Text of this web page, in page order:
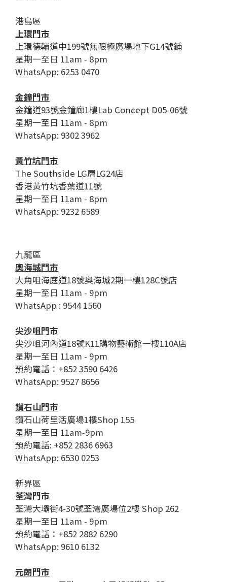
港島區
上環門市
上環德輔道中199號無限極廣場地下G14號鋪
星期一至日 11am - 8pm
WhatsApp: 6253 0470
金鐘門市
金鐘道93號金鐘廊1樓Lab Concept D05-06號
星期一至日 11am - 8pm
WhatsApp: 9302 3962
黃竹坑門市
The Southside LG層LG24店
香港黃竹坑香葉道11號
星期一至日 11am - 8pm
WhatsApp: 9232 6589
九龍區
奧海城門市
大角咀海庭道18號奧海城2期一樓128C號店
星期一至日 11am - 9pm
WhatsApp : 9544 1560
尖沙咀門市
尖沙咀河內道18號K11購物藝術館一樓110A店
星期一至日 11am - 9pm
預約電話：+852 3590 6426
WhatsApp: 9527 8656
鑽石山門市
鑽石山荷里活廣場1樓Shop 155
星期一至日 11am-9pm
預約電話: +852 2836 6963
WhatsApp: 6530 0253
新界區
荃灣門市
荃灣大壩街4-30號荃灣廣場位2樓 Shop 262
星期一至日 11am - 9pm
預約電話：+852 2882 6290
WhatsApp: 9610 6132
元朗門市